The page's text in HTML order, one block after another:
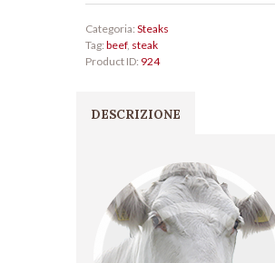
Round
Primal
quantità
Categoria: Steaks
Tag: beef, steak
Product ID: 924
DESCRIZIONE